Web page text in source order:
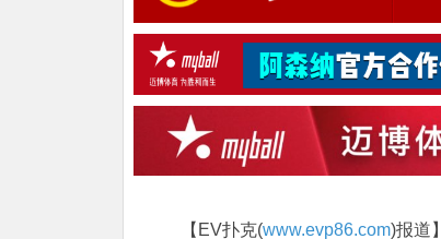
【EV扑克(www.evp86.com)报道】